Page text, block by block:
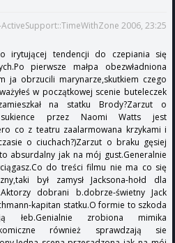
2006, 23:25
irytującej tendencji do czepiania się
pierwsze małpa obezwładniona
ja obrzucili marynarze,skutkiem czego
w początkowej scenie buteleczek
na statku Brody?Zarzut o
przez Naomi Watts jest
co z teatru zaalarmowana krzykami i
o ciuchach?)Zarzut o braku gęsiej
absurdalny jak na mój gust.Generalnie
do treści filmu nie ma co się
był zamysł Jacksona-hołd dla
dobrani b.dobrze-świetny Jack
kapitan statku.O formie to szkoda
łeb.Genialnie zrobiona mimika
również sprawdzają sie